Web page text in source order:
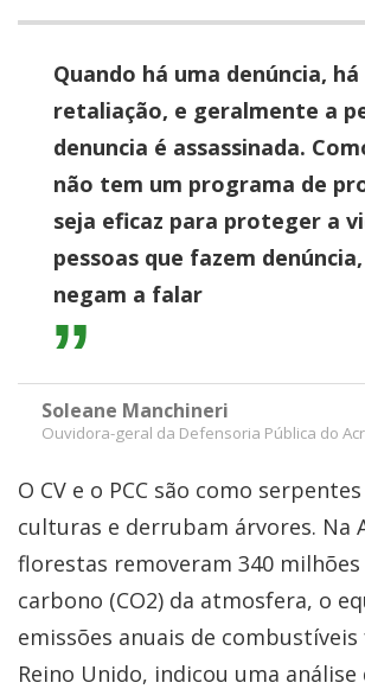
Quando há uma denúncia, há
retaliação, e geralmente a
denuncia é assassinada.
não tem um programa de
seja eficaz para proteger a
pessoas que fazem
negam a falar
Soleane Manchineri
Ouvidora-geral da Defensoria Pública do
O CV e o PCC são como
culturas e derrubam árvores. Na
florestas removeram 340
carbono (CO2) da atmosfera, o
emissões anuais de combustíveis
Reino Unido, indicou uma análise